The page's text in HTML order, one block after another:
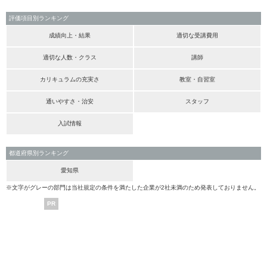
評価項目別ランキング
成績向上・結果 適切な受講費用
適切な人数・クラス 講師
カリキュラムの充実さ 教室・自習室
通いやすさ・治安 スタッフ
入試情報
都道府県別ランキング
愛知県
※文字がグレーの部門は当社規定の条件を満たした企業が2社未満のため発表しておりません。
PR